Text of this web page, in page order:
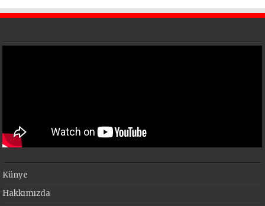
Künye
Hakkımızda